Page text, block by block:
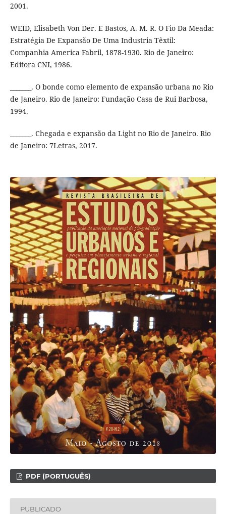
2001.
WEID, Elisabeth Von Der. E Bastos, A. M. R. O Fio Da Meada:
Estratégia De Expansão De Uma Industria Têxtil:
Companhia America Fabril, 1878-1930. Rio de Janeiro:
Editora CNI, 1986.
_______. O bonde como elemento de expansão urbana no Rio
de Janeiro. Rio de Janeiro: Fundação Casa de Rui Barbosa,
1994.
_______. Chegada e expansão da Light no Rio de Janeiro. Rio
de Janeiro: 7Letras, 2017.
PDF (PORTUGUÊS)
PUBLICADO